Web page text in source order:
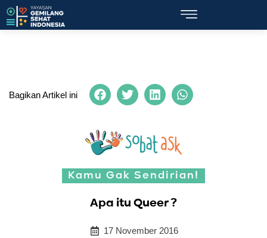
Bagikan Artikel ini
Kamu Gak Sendirian!
Apa itu Queer ?
17 November 2016